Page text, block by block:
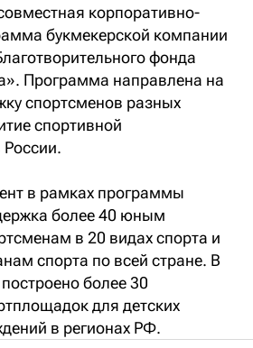
корпоративно-
букмекерской компании
фонда
Программа направлена на
спортсменов разных
спортивной
России.
в рамках программы
более 40 юным
в 20 видах спорта и
спорта по всей стране. В
более 30
для детских
в регионах РФ.